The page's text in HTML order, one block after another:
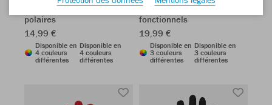
JAKO Gants de joueur
polaires
14,99 €
Disponible en
4 couleurs
différentes
Disponible en
4 couleurs
différentes
JAKO Gants de joueur
fonctionnels
19,99 €
Disponible en
3 couleurs
différentes
Disponible en
3 couleurs
différentes